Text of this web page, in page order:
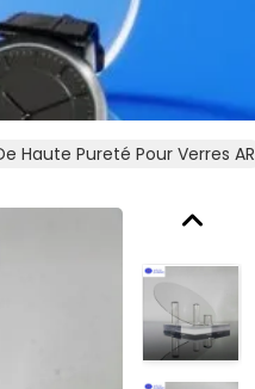
Haute Pureté Pour Verres AR